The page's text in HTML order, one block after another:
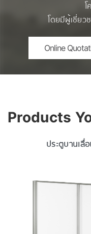
โ
โดยมีผู้เชี่ยว
Online
Products
ประตูบานเลื่